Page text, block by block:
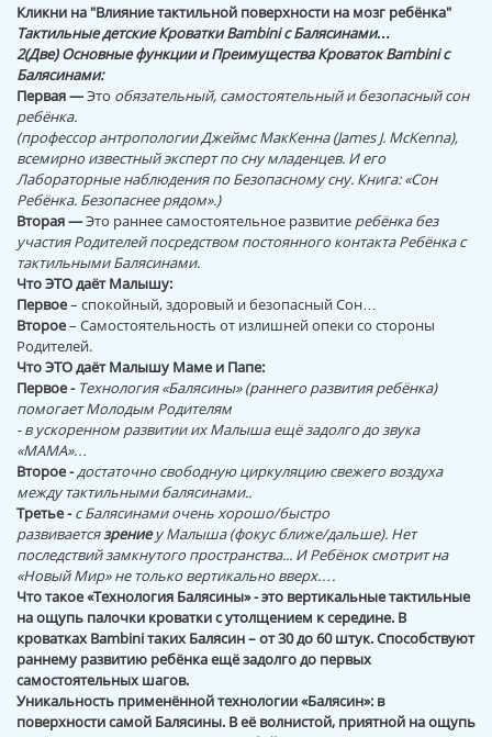
Кликни на "Влияние тактильной поверхности на мозг ребёнка"
Тактильные детские Кроватки Bambini с Балясинами…
2(Две) Основные функции и Преимущества Кроваток Bambini с
Балясинами:
Первая —Это обязательный, самостоятельный и безопасный сон
ребёнка.
(профессор антропологии Джеймс МакКенна (James J. McKenna),
всемирно известный эксперт по сну младенцев. И его
Лабораторные наблюдения по Безопасному сну. Книга: «Сон
Ребёнка. Безопаснее рядом».)
Вторая —Это раннее самостоятельное развитие ребёнка без
участия Родителей посредством постоянного контакта Ребёнка с
тактильными Балясинами.
Что ЭТО даёт Малышу:
Первое– спокойный, здоровый и безопасный Сон…
Второе– Самостоятельность от излишней опеки со стороны
Родителей.
Что ЭТО даёт Малышу Маме и Папе:
Первое - Технология «Балясины» (раннего развития ребёнка)
помогает Молодым Родителям
- в ускоренном развитии их Малыша ещё задолго до звука
«МАМА»…
Второе -достаточно свободную циркуляцию свежего воздуха
между тактильными балясинами..
Третье -с Балясинами очень хорошо/быстро
развиваетсязрениеу Малыша (фокус ближе/дальше). Нет
последствий замкнутого пространства... И Ребёнок смотрит на
«Новый Мир» не только вертикально вверх….
Что такое «Технология Балясины» - это вертикальные тактильные
на ощупь палочки кроватки с утолщением к середине. В
кроватках Bambini таких Балясин – от 30 до 60 штук. Способствуют
раннему развитию ребёнка ещё задолго до первых
самостоятельных шагов.
Уникальность применённой технологии «Балясин»: в
поверхности самой Балясины. В её волнистой, приятной на ощупь